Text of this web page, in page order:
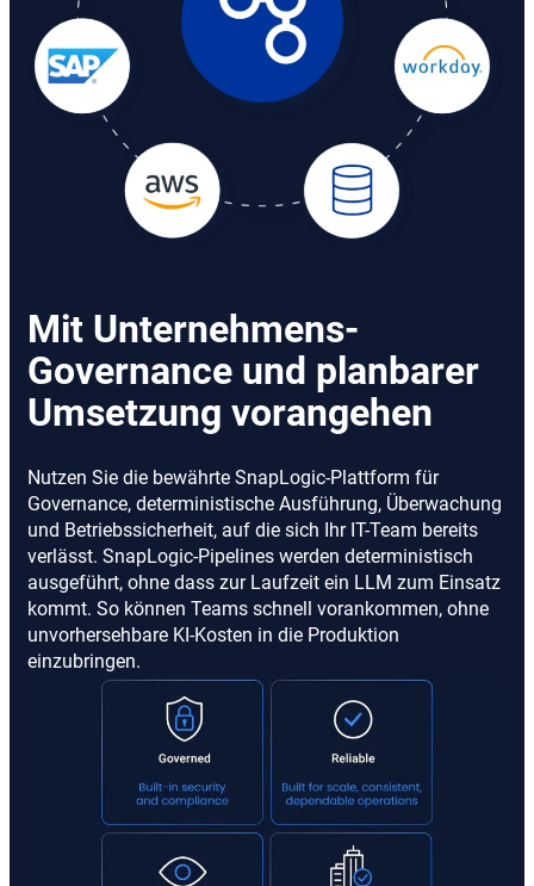
Mit Unternehmens-
Governance und planbarer
Umsetzung vorangehen
Nutzen Sie die bewährte SnapLogic-Plattform für
Governance, deterministische Ausführung, Überwachung
und Betriebssicherheit, auf die sich Ihr IT-Team bereits
verlässt. SnapLogic-Pipelines werden deterministisch
ausgeführt, ohne dass zur Laufzeit ein LLM zum Einsatz
kommt. So können Teams schnell vorankommen, ohne
unvorhersehbare KI-Kosten in die Produktion
einzubringen.